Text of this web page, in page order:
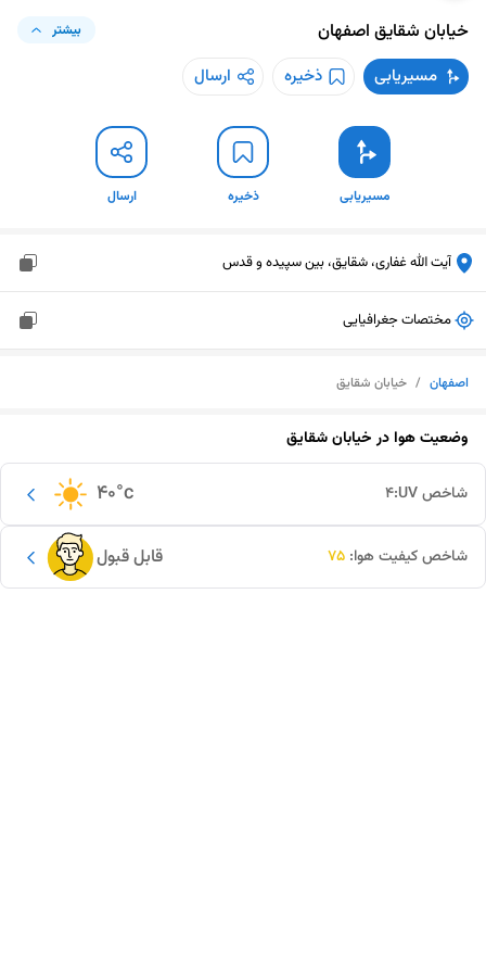
خیابان شقایق اصفهان بیشتر
مسیریابی ذخیره ارسال
مسیریابی ذخیره ارسال
آیت الله غفاری، شقایق، بین سپیده و قدس
مختصات جغرافیایی
اصفهان / خیابان شقایق
وضعیت هوا درخیابان شقایق
40°c شاخص UV: 4
قابل قبول شاخص کیفیت هوا: 75